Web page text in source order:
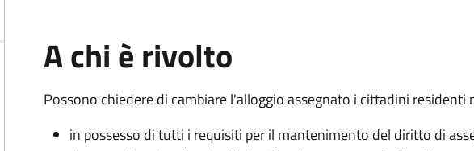
A chi è rivolto
Possono chiedere di cambiare l'alloggio assegnato i cittadini residenti
in possesso di tutti i requisiti per il mantenimento del diritto di